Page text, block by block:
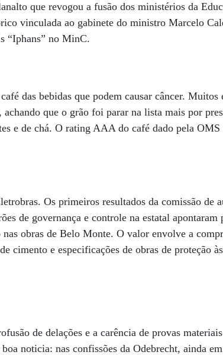
que revogou a fusão dos ministérios da
vinculada ao gabinete do ministro Marcelo
“Iphans” no MinC.
das bebidas que podem causar câncer. Muitos
achando que o grão foi parar na lista mais por
e de chá. O rating AAA do café dado pela
Os primeiros resultados da comissão de
de governança e controle na estatal
obras de Belo Monte. O valor envolve a
cimento e especificações de obras de proteção
de delações e a carência de provas
noticia: nas confissões da Odebrecht, ainda